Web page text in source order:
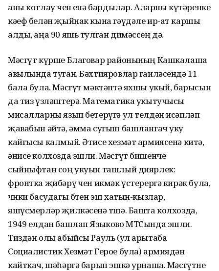
аны котлау өчен өенә бардылар. Аларны күтәренке
кәеф белән җыйнак кына гәүдәле ир-ат каршы
алды, аңа 90 яшь тулган димәссең дә.
Мәсгүт күрше Благовар районының Кашкалаша
авылында туган. Бәхтияровлар гаиләсендә 11
бала була. Мәсгүт мәктәптә яхшы укый, барысын
да тиз үзләштерә. Математика укытучысы
мисалларны язып бетерүгә ул телдән исәпләп
җавабын әйтә, әмма сугыш башлангач уку
кайгысы калмый. Әтисе хезмәт армиясенә китә,
әнисе колхозда эшли. Мәсгүт бишенче
сыйныфтан соң укуын ташлый диярлек:
фронтка җибәрү өчен икмәк үстерергә кирәк була,
чөнки басудагы бөтен эш хатын-кызлар,
яшүсмерләр җилкәсенә төшә. Башта колхозда,
1949 елдан башлап Языково МТСында эшли.
Тиздән олы абыйсы Рауль (ул арытаба
Социалистик Хезмәт Герое була) армиядән
кайткач, шәһәргә барып эшкә урнаша. Мәсгүтне